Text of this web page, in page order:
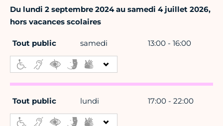
Du lundi 2 septembre 2024 au samedi 4 juillet 2026,
hors vacances scolaires
Tout public samedi 13:00 - 16:00
Tout public lundi 17:00 - 22:00